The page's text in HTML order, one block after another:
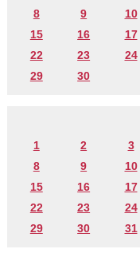
8
9 10
15
16 17
22
23 24
29
30
1 2 3
8
9 10
15
16 17
22
23 24
29
30 31